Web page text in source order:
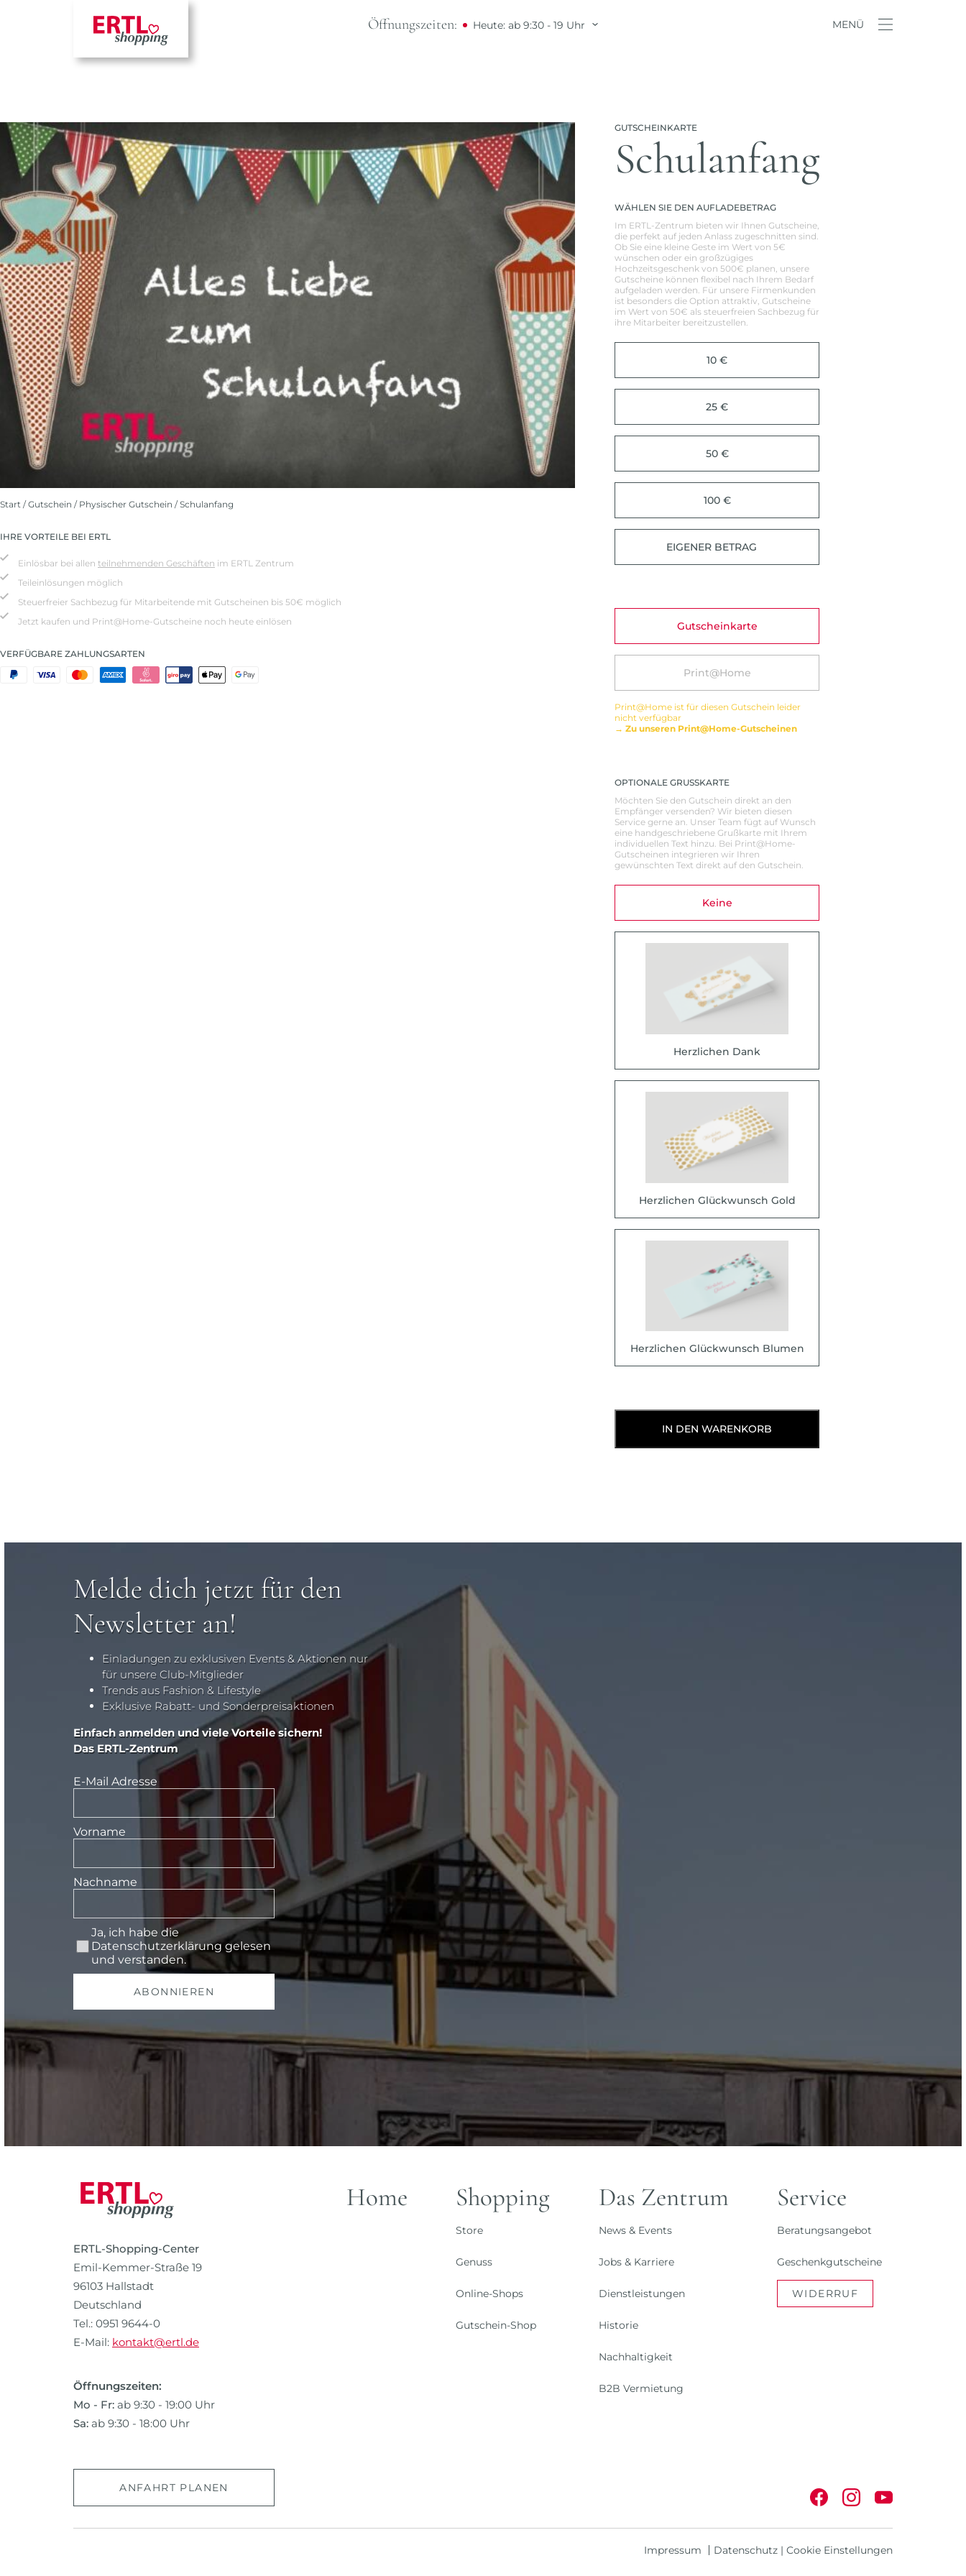
Öffnungszeiten: Heute: ab 9:30 - 19 Uhr MENÜ
Start /Gutschein / Physischer Gutschein / Schulanfang
IHRE VORTEILE BEI ERTL
Einlösbar bei allen teilnehmenden Geschäften im ERTL Zentrum
Teileinlösungen möglich
Steuerfreier Sachbezug für Mitarbeitende mit Gutscheinen bis 50€ möglich
Jetzt kaufen und Print@Home-Gutscheine noch heute einlösen
VERFÜGBARE ZAHLUNGSARTEN
GUTSCHEINKARTE
Schulanfang
WÄHLEN SIE DEN AUFLADEBETRAG
Im ERTL-Zentrum bieten wir Ihnen Gutscheine,
die perfekt auf jeden Anlass zugeschnitten sind.
Ob Sie eine kleine Geste im Wert von 5€
wünschen oder ein großzügiges
Hochzeitsgeschenk von 500€ planen, unsere
Gutscheine können flexibel nach Ihrem Bedarf
aufgeladen werden. Für unsere Firmenkunden
ist besonders die Option attraktiv, Gutscheine
im Wert von 50€ als steuerfreien Sachbezug für
ihre Mitarbeiter bereitzustellen.
10 €
25 €
50 €
100 €
Gutscheinkarte
Print@Home
Print@Home ist für diesen Gutschein leider
nicht verfügbar
→ Zu unseren Print@Home-Gutscheinen
OPTIONALE GRUSSKARTE
Möchten Sie den Gutschein direkt an den
Empfänger versenden? Wir bieten diesen
Service gerne an. Unser Team fügt auf Wunsch
eine handgeschriebene Grußkarte mit Ihrem
individuellen Text hinzu. Bei Print@Home-
Gutscheinen integrieren wir Ihren
gewünschten Text direkt auf den Gutschein.
Keine
Herzlichen Dank
Herzlichen Glückwunsch Gold
Herzlichen Glückwunsch Blumen
IN DEN WARENKORB
Melde dich jetzt für den
Newsletter an!
Einladungen zu exklusiven Events & Aktionen nur
für unsere Club-Mitglieder
Trends aus Fashion & Lifestyle
Exklusive Rabatt- und Sonderpreisaktionen
Einfach anmelden und viele Vorteile sichern!
Das ERTL-Zentrum
E-Mail Adresse
Vorname
Nachname
Ja, ich habe die
Datenschutzerklärunggelesen
und verstanden.
ABONNIEREN
ERTL-Shopping-Center
Emil-Kemmer-Straße 19
96103 Hallstadt
Deutschland
Tel.: 0951 9644-0
E-Mail: kontakt@ertl.de
Öffnungszeiten:
Mo - Fr: ab 9:30 - 19:00 Uhr
Sa: ab 9:30 - 18:00 Uhr
Home Shopping
Store
Genuss
Online-Shops
Gutschein-Shop
Das Zentrum
News & Events
Jobs & Karriere
Dienstleistungen
Historie
Nachhaltigkeit
B2B Vermietung
Service
Beratungsangebot
Geschenkgutscheine
WIDERRUF
ANFAHRT PLANEN
Impressum Datenschutz | Cookie Einstellungen